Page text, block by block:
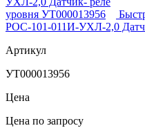
РОС-101-011И-УХЛ-2,0
Артикул
УТ000013956
Цена
Цена по запросу